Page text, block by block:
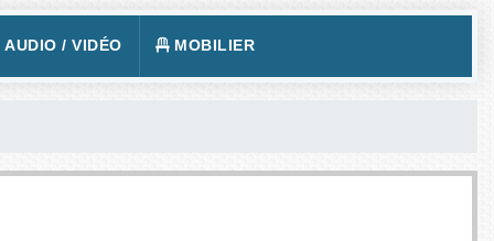
AUDIO / VIDÉO MOBILIER